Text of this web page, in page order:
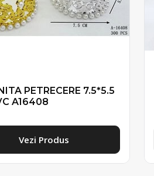
PETRECERE 7.5*5.5
A16408
Vezi Produs